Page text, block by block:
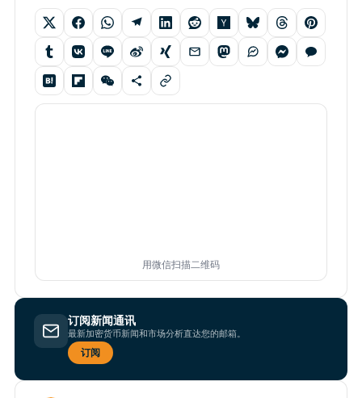
用微信扫描二维码
订阅新闻通讯
最新加密货币新闻和市场分析直达您的邮箱。
订阅